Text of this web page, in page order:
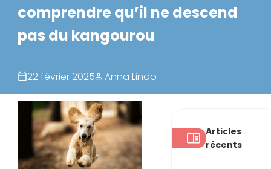
comprendre qu’il ne descend
pas du kangourou
22 février 2025 Anna Lindo
Articles
récents